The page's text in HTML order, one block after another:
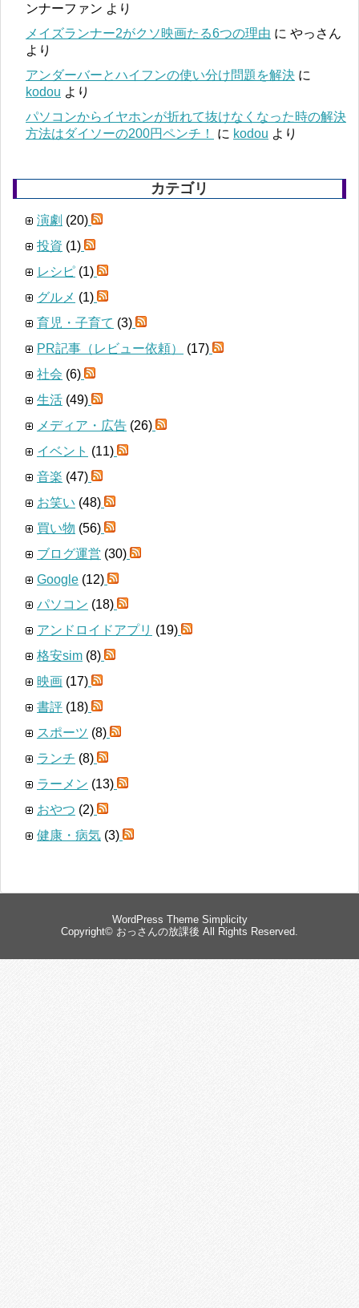
ンナーファン より
メイズランナー2がクソ映画たる6つの理由 に やっさん
より
アンダーバーとハイフンの使い分け問題を解決 に
kodou より
パソコンからイヤホンが折れて抜けなくなった時の解決
方法はダイソーの200円ペンチ！
に kodou より
カテゴリ
演劇 (20)
投資 (1)
レシピ (1)
グルメ (1)
育児・子育て (3)
PR記事（レビュー依頼）
(17)
社会 (6)
生活 (49)
メディア・広告 (26)
イベント (11)
音楽 (47)
お笑い (48)
買い物 (56)
ブログ運営 (30)
Google (12)
パソコン (18)
アンドロイドアプリ (19)
格安sim (8)
映画 (17)
書評 (18)
スポーツ (8)
ランチ (8)
ラーメン (13)
おやつ (2)
健康・病気 (3)
WordPress Theme Simplicity
Copyright© おっさんの放課後 All Rights Reserved.